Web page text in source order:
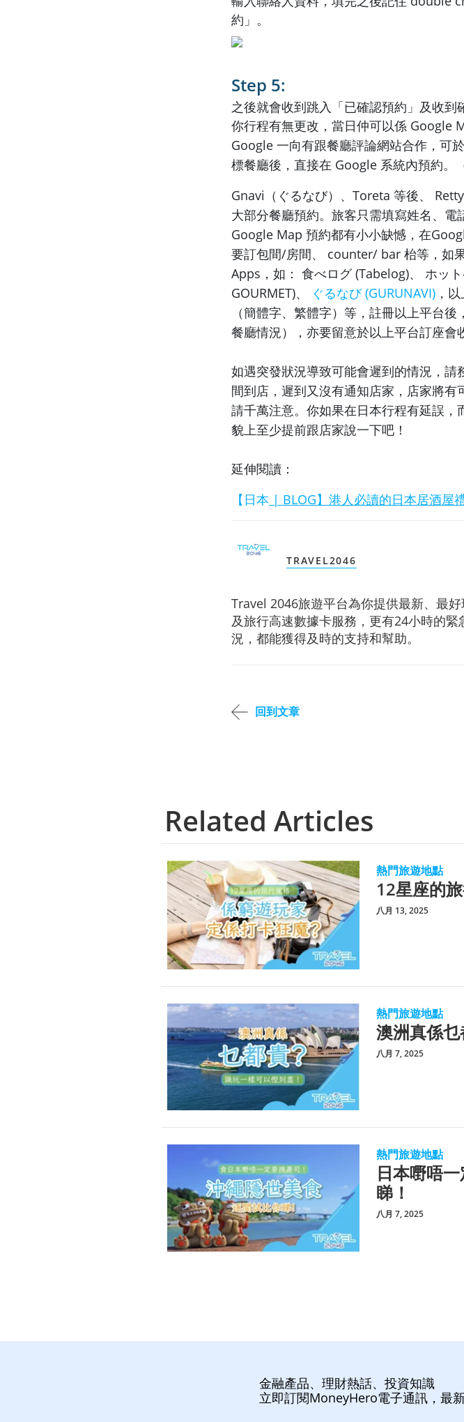
約」。
Step 5:
之後就會收到跳入「已確認預約」及收
你行程有無更改，當日仲可以係 Google
Google 一向有跟餐廳評論網站合作，可
標餐廳後，直接在 Google 系統內預約。
Gnavi（ぐるなび）、Toreta 等後、
大部分餐廳預約。旅客只需填寫姓名、
Google Map 預約都有小小缺憾，在
要訂包間/房間、 counter/ bar 枱等，如
Apps，如： 食べログ (Tabelog)、 ホッ
GOURMET)、
ぐるなび(GURUNAVI) ，
（簡體字、繁體字）等，註冊以上平台
餐廳情況），亦要留意於以上平台訂座會
如遇突發狀況導致可能會遲到的情況，
間到店，遲到又沒有通知店家，店家將有
請千萬注意。你如果在日本行程有延誤
貌上至少提前跟店家說一下吧！
延伸閱讀：
【日本 | BLOG】港人必讀的日本居酒屋
TRAVEL2046
Travel 2046旅遊平台為你提供最新、最
及旅行高速數據卡服務，更有24小時的
況，都能獲得及時的支持和幫助。
回到文章
Related Articles
熱門旅遊地點
12星座的
八月 13, 2025
熱門旅遊地點
澳洲真係
八月 7, 2025
熱門旅遊地點
日本嘢唔
睇！
八月 7, 2025
金融產品、理財熱話、投資知識
立即訂閱MoneyHero電子通訊，最